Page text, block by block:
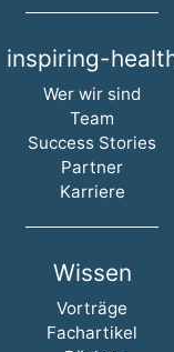
inspiring-
Wer wir sind
Team
Success Stories
Partner
Karriere
Wissen
Vorträge
Fachartikel